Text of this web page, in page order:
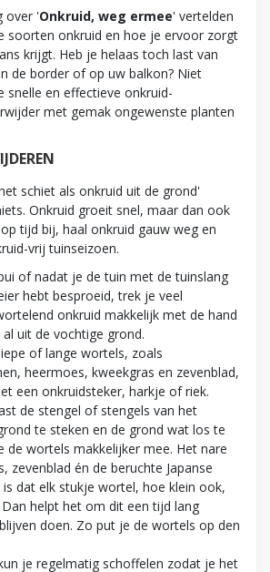
over 'Onkruid, weg ermee' vertelden
soorten onkruid en hoe je ervoor zorgt
krijgt. Heb je helaas toch last van
de border of op uw balkon? Niet
snelle en effectieve onkruid-
met gemak ongewenste planten
schiet als onkruid uit de grond'
Onkruid groeit snel, maar dan ook
tijd bij, haal onkruid gauw weg en
vrij tuinseizoen.
of nadat je de tuin met de tuinslang
hebt besproeid, trek je veel
onkruid makkelijk met de hand
uit de vochtige grond.
of lange wortels, zoals
heermoes, kweekgras en zevenblad,
een onkruidsteker, harkje of riek.
de stengel of stengels van het
te steken en de grond wat los te
de wortels makkelijker mee. Het nare
zevenblad én de beruchte Japanse
dat elk stukje wortel, hoe klein ook,
helpt het om dit een tijd lang
doen. Zo put je de wortels op den
je regelmatig schoffelen zodat je het